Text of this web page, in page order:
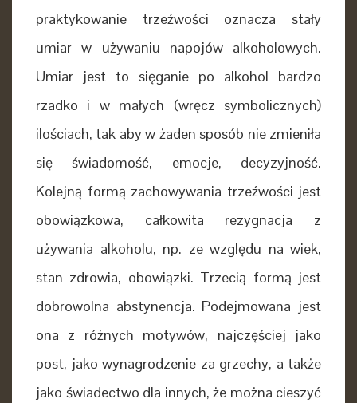
praktykowanie trzeźwości oznacza stały
umiar w używaniu napojów alkoholowych.
Umiar jest to sięganie po alkohol bardzo
rzadko i w małych (wręcz symbolicznych)
ilościach, tak aby w żaden sposób nie zmieniła
się świadomość, emocje, decyzyjność.
Kolejną formą zachowywania trzeźwości jest
obowiązkowa, całkowita rezygnacja z
używania alkoholu, np. ze względu na wiek,
stan zdrowia, obowiązki. Trzecią formą jest
dobrowolna abstynencja. Podejmowana jest
ona z różnych motywów, najczęściej jako
post, jako wynagrodzenie za grzechy, a także
jako świadectwo dla innych, że można cieszyć